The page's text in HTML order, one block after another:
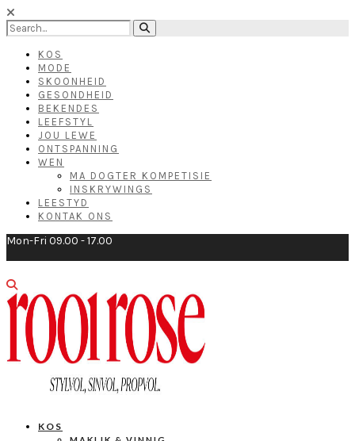
KOS
MODE
SKOONHEID
GESONDHEID
BEKENDES
LEEFSTYL
JOU LEWE
ONTSPANNING
WEN
MA DOGTER KOMPETISIE
INSKRYWINGS
LEESTYD
KONTAK ONS
Mon-Fri 09.00 - 17.00
KOS